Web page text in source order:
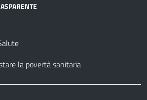
la povertà sanitaria